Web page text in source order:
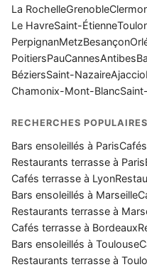
La RochelleGrenoble
Le HavreSaint-Étienne
PerpignanMetzBesançon
PoitiersPauCannesAntibes
BéziersSaint-NazaireAjaccio
Chamonix-Mont-Blanc
RECHERCHES POPULAIRES
Bars ensoleillés à Paris
Restaurants terrasse à Paris
Cafés terrasse à Lyon
Bars ensoleillés à Marseille
Restaurants terrasse à
Cafés terrasse à Bordeaux
Bars ensoleillés à Toulouse
Restaurants terrasse à